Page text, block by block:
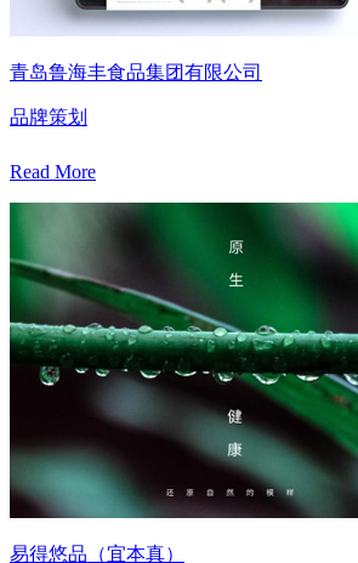
青岛鲁海丰食品集团有限公司
品牌策划
Read More
易得悠品（宜本真）